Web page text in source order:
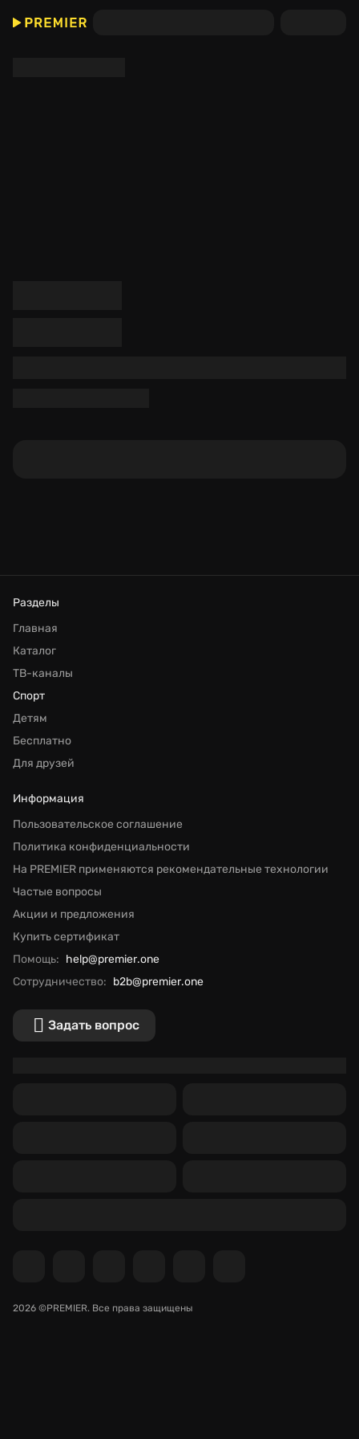
Разделы
Главная
Каталог
ТВ-каналы
Спорт
Детям
Бесплатно
Для друзей
Информация
Пользовательское соглашение
Политика конфиденциальности
На PREMIER применяются рекомендательные технологии
Частые вопросы
Акции и предложения
Купить сертификат
Помощь: help@premier.one
Сотрудничество: b2b@premier.one
Задать вопрос
2026 ©PREMIER. Все права защищены